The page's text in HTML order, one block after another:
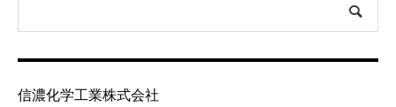
信濃化学工業株式会社